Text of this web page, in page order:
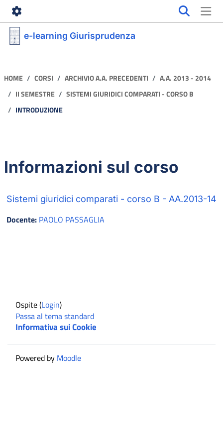
Vai al contenuto principale
e-learning Giurisprudenza
HOME CORSI ARCHIVIO A.A. PRECEDENTI
A.A. 2013 - 2014
II SEMESTRE
SISTEMI GIURIDICI COMPARATI - CORSO B
INTRODUZIONE
Informazioni sul corso
Sistemi giuridici comparati - corso B - AA.2013-14
Docente: PAOLO PASSAGLIA
Ospite (Login)
Passa al tema standard
Informativa sui Cookie
Powered by Moodle